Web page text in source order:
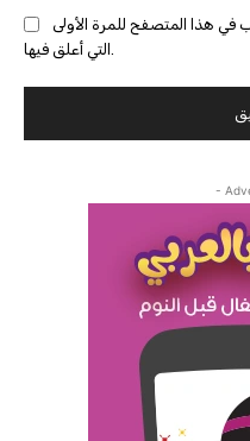
في هذا المتصفح للمرة الأولى
-